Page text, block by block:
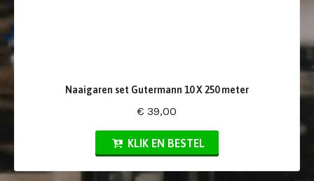
Naaigaren set Gutermann 10 X 250 meter
€ 39,00
KLIK EN BESTEL